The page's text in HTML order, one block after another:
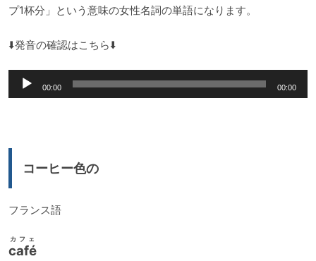
プ1杯分」という意味の女性名詞の単語になります。
⬇️発音の確認はこちら⬇️
声
00:00 00:00
コーヒー色の
フランス語
café
カフェ